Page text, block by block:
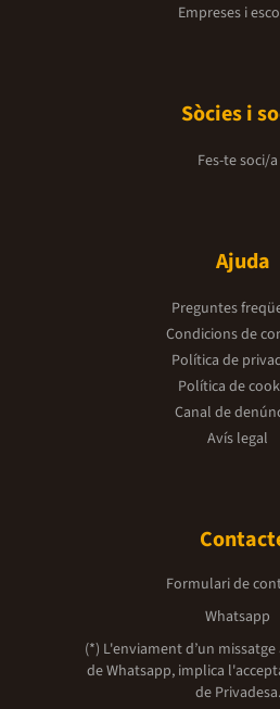
Empreses i
Sòcies i
Fes-te soci/a
Ajuda
Preguntes
Condicions de
Política de
Política de
Canal de
Avís legal
Formulari de
Whatsapp
(*) L'enviament d’un
de Whatsapp, implica
de Privadesa.